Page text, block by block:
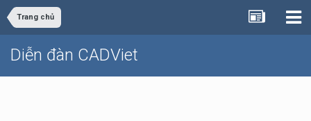
Trang chủ
Diễn đàn CADViet